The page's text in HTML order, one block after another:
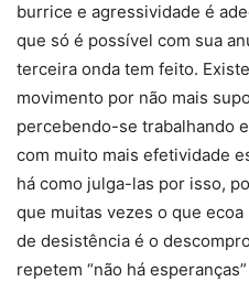
burrice e agressividade é
que só é possível com sua
terceira onda tem feito.
movimento por não mais
percebendo-se trabalhando
com muito mais efetividade
há como julga-las por isso,
que muitas vezes o que
de desistência é o
repetem “não há